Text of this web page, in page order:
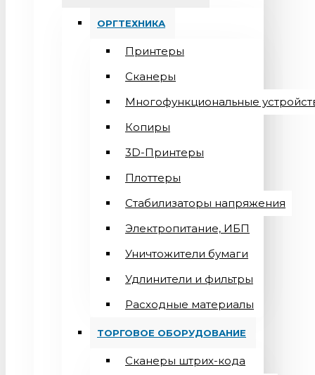
ОРГТЕХНИКА
Принтеры
Сканеры
Многофункциональные
Копиры
3D-Принтеры
Плоттеры
Стабилизаторы напряжения
Электропитание, ИБП
Уничтожители бумаги
Удлинители и фильтры
Расходные материалы
ТОРГОВОЕ ОБОРУДОВАНИЕ
Сканеры штрих-кода